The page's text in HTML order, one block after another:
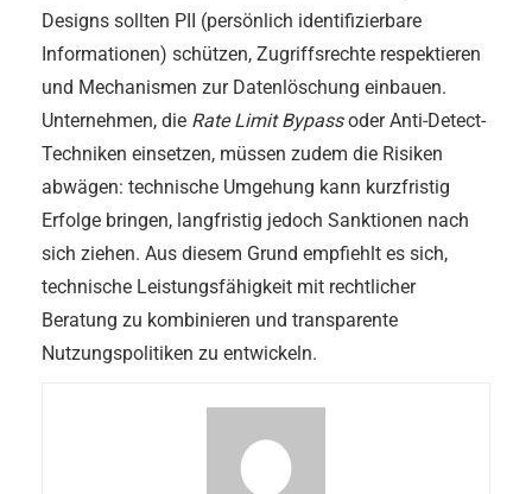
Designs sollten PII (persönlich identifizierbare
Informationen) schützen, Zugriffsrechte respektieren
und Mechanismen zur Datenlöschung einbauen.
Unternehmen, die Rate Limit Bypassoder Anti-Detect-
Techniken einsetzen, müssen zudem die Risiken
abwägen: technische Umgehung kann kurzfristig
Erfolge bringen, langfristig jedoch Sanktionen nach
sich ziehen. Aus diesem Grund empfiehlt es sich,
technische Leistungsfähigkeit mit rechtlicher
Beratung zu kombinieren und transparente
Nutzungspolitiken zu entwickeln.